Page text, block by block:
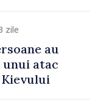
zile
au
atac